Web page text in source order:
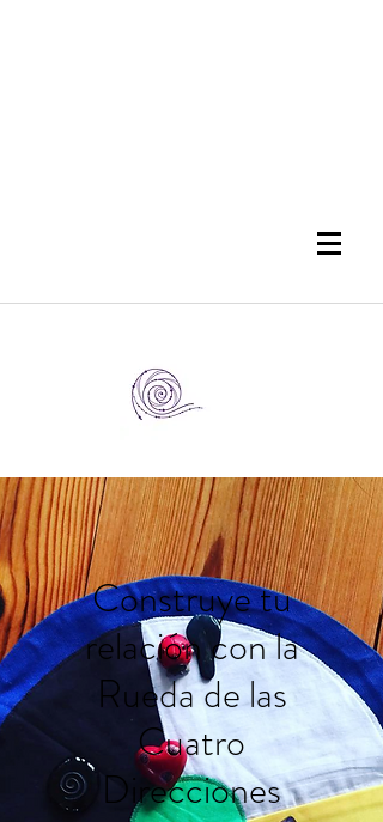
Construye tu
relación con la
Rueda de las
Cuatro
Direcciones